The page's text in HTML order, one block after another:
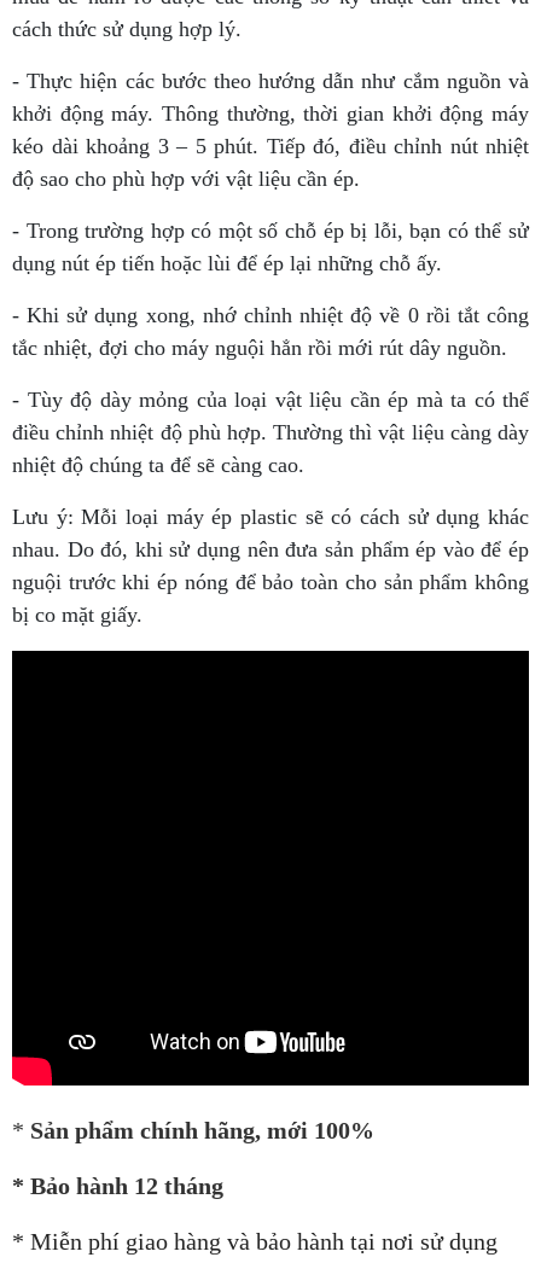
cách thức sử dụng hợp lý.
- Thực hiện các bước theo hướng dẫn như cắm nguồn và
khởi động máy. Thông thường, thời gian khởi động máy
kéo dài khoảng 3 – 5 phút. Tiếp đó, điều chỉnh nút nhiệt
độ sao cho phù hợp với vật liệu cần ép.
- Trong trường hợp có một số chỗ ép bị lỗi, bạn có thể sử
dụng nút ép tiến hoặc lùi để ép lại những chỗ ấy.
- Khi sử dụng xong, nhớ chỉnh nhiệt độ về 0 rồi tắt công
tắc nhiệt, đợi cho máy nguội hẳn rồi mới rút dây nguồn.
- Tùy độ dày mỏng của loại vật liệu cần ép mà ta có thể
điều chỉnh nhiệt độ phù hợp. Thường thì vật liệu càng dày
nhiệt độ chúng ta để sẽ càng cao.
Lưu ý: Mỗi loại máy ép plastic sẽ có cách sử dụng khác
nhau. Do đó, khi sử dụng nên đưa sản phẩm ép vào để ép
nguội trước khi ép nóng để bảo toàn cho sản phẩm không
bị co mặt giấy.
* Sản phẩm chính hãng, mới 100%
* Bảo hành 12 tháng
* Miễn phí giao hàng và bảo hành tại nơi sử dụng